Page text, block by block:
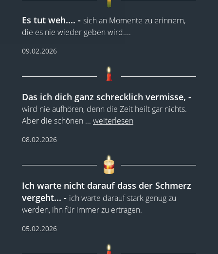
Es tut weh....
sich an Momente zu erinnern,
die es nie wieder geben wird....
09.02.2026
Das ich dich ganz schrecklich vermisse,
wird nie aufhören, denn die Zeit heilt gar nichts.
Aber die schönen ... weiterlesen
08.02.2026
Ich warte nicht darauf dass der Schmerz
vergeht...
ich warte darauf stark genug zu
werden, ihn für immer zu ertragen.
05.02.2026